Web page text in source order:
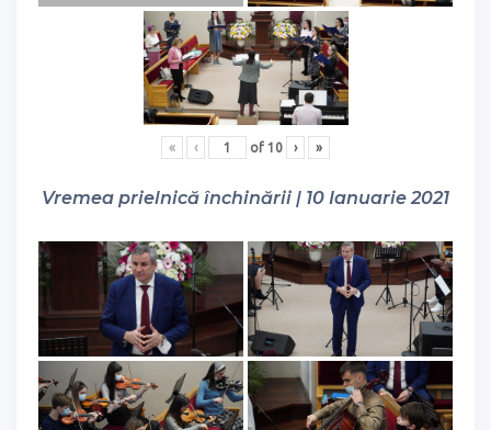
« ‹ of 10 › »
Vremea prielnică închinării | 10 Ianuarie 2021